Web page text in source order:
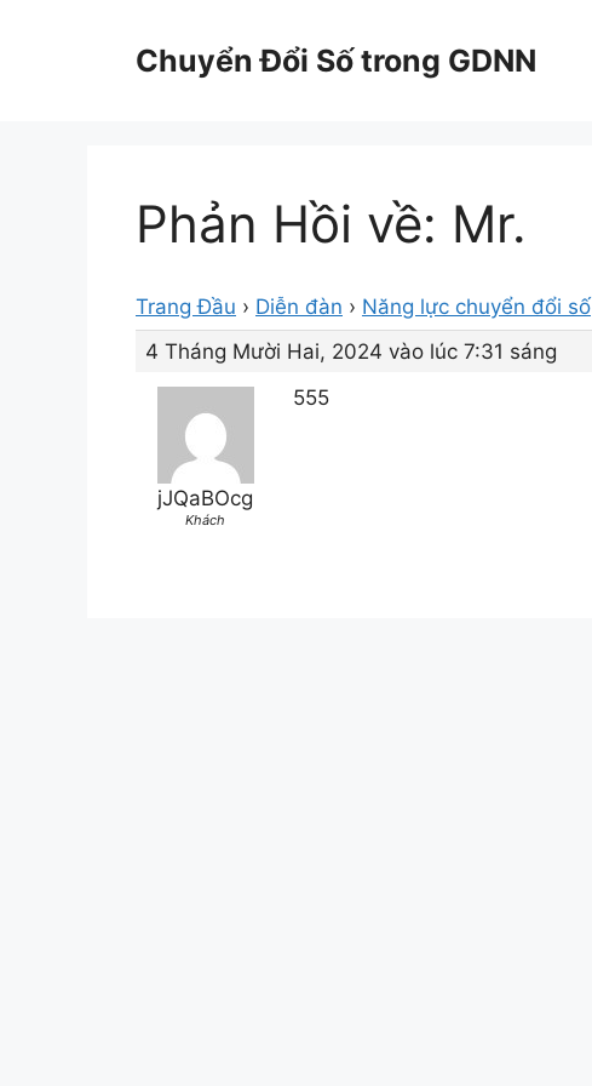
Chuyển Đổi Số trong GDNN
Phản Hồi về: Mr.
Trang Đầu › Diễn đàn › Năng lực chuyển đổi số
4 Tháng Mười Hai, 2024 vào lúc 7:31 sáng
jJQaBOcg
Khách
555